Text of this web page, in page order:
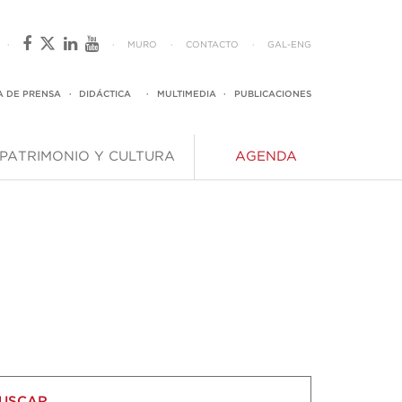
· · MURO · CONTACTO · GAL- ENG
DE PRENSA · DIDÁCTICA · MULTIMEDIA · PUBLICACIONES
PATRIMONIO Y CULTURA AGENDA